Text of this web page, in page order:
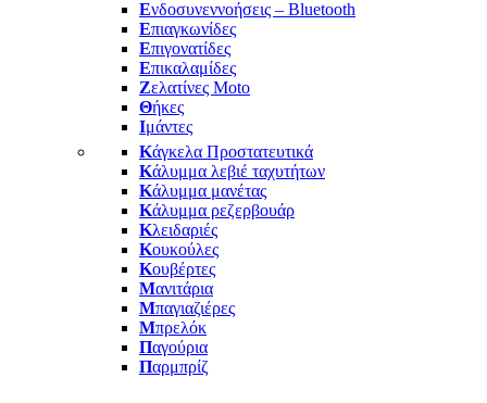
Ενδοσυνεννοήσεις – Bluetooth
Επιαγκωνίδες
Επιγονατίδες
Επικαλαμίδες
Ζελατίνες Moto
Θήκες
Ιμάντες
Κάγκελα Προστατευτικά
Κάλυμμα λεβιέ ταχυτήτων
Κάλυμμα μανέτας
Κάλυμμα ρεζερβουάρ
Κλειδαριές
Κουκούλες
Κουβέρτες
Μανιτάρια
Μπαγιαζιέρες
Μπρελόκ
Παγούρια
Παρμπρίζ